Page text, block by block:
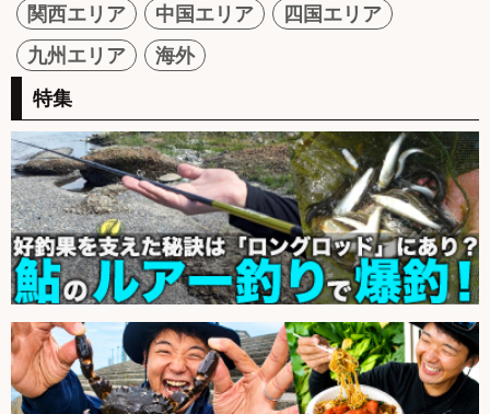
関西エリア
中国エリア
四国エリア
九州エリア
海外
特集